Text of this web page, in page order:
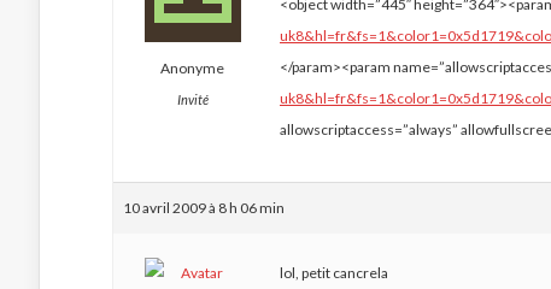
Anonyme
Invité
<object width=”445″
</param><param
allowscriptaccess=”always”
10 avril 2009 à 8 h 06 min
lol, petit cancrela